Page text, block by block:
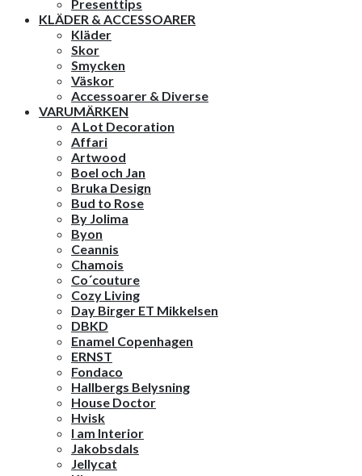
Presenttips
KLÄDER & ACCESSOARER
Kläder
Skor
Smycken
Väskor
Accessoarer & Diverse
VARUMÄRKEN
A Lot Decoration
Affari
Artwood
Boel och Jan
Bruka Design
Bud to Rose
By Jolima
Byon
Ceannis
Chamois
Co´couture
Cozy Living
Day Birger ET Mikkelsen
DBKD
Enamel Copenhagen
ERNST
Fondaco
Hallbergs Belysning
House Doctor
Hvisk
I am Interior
Jakobsdals
Jellycat